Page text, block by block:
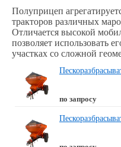
Полуприцеп
тракторов различных
Отличается высокой
позволяет использовать
участках со сложной
по запросу